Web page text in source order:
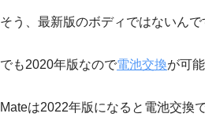
そう、最新版のボディではないんで
でも2020年版なので電池交換が可
Mateは2022年版になると電池交換